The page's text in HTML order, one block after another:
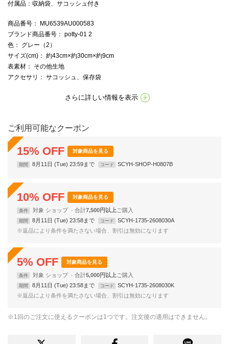
付属品：収納袋、サコッシュ付き
商品番号 ： MU6539AU000583
ブランド商品番号 ： potty-01 2
色 ： グレー（2）
サイズ(cm) ： 約43cm×約30cm×約9cm
表素材 ： その他生地
アクセサリ ： サコッシュ、保存袋
さらに詳しい情報を表示
ご利用可能なクーポン
15% OFF 対象商品を見る
期間 8月11日 (Tue) 23:59まで コード SCYH-SHOP-H0807B
10% OFF 対象商品を見る
条件 対象 ショップ 合計7,500円以上
期間 8月11日 (Tue) 23:58まで コード
SCYH-1735-2608030A
※返品により条件を満たさない場合、割引は無効になります
5% OFF 対象商品を見る
条件 対象 ショップ 合計5,000円以上
期間 8月11日 (Tue) 23:58まで コード
SCYH-1735-2608030K
※返品により条件を満たさない場合、割引は無効になります
※1回のご注文に使えるクーポンは1つです。注文後の適用はできません。